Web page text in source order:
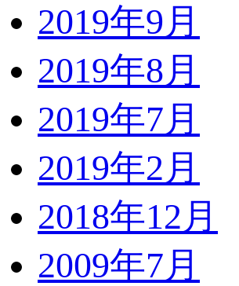
2019年9月
2019年8月
2019年7月
2019年2月
2018年12月
2009年7月